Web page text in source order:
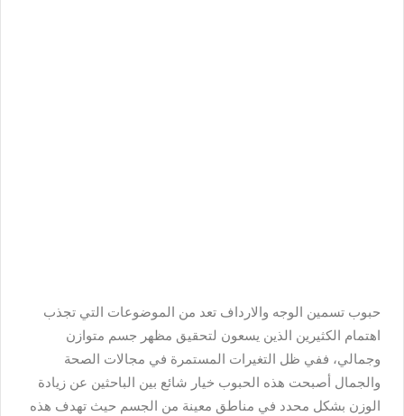
حبوب تسمين الوجه والارداف تعد من الموضوعات التي تجذب
اهتمام الكثيرين الذين يسعون لتحقيق مظهر جسم متوازن
وجمالي، ففي ظل التغيرات المستمرة في مجالات الصحة
والجمال أصبحت هذه الحبوب خيار شائع بين الباحثين عن زيادة
الوزن بشكل محدد في مناطق معينة من الجسم حيث تهدف هذه